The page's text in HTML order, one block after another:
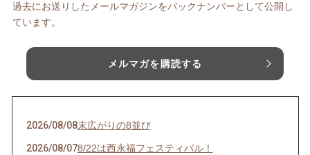
過去にお送りしたメールマガジンをバックナンバーとして公開し
ています。
メルマガを購読する
2026/08/08末広がりの8並び
2026/08/078/22は西永福フェスティバル！